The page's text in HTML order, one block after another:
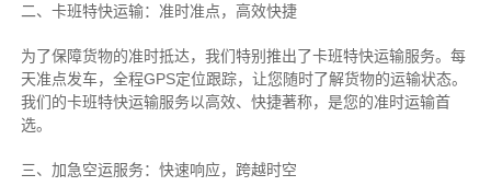
二、卡班特快运输：准时准点，高效快捷
为了保障货物的准时抵达，我们特别推出了卡班特快运输服务。每
天准点发车，全程GPS定位跟踪，让您随时了解货物的运输状态。
我们的卡班特快运输服务以高效、快捷著称，是您的准时运输首
选。
三、加急空运服务：快速响应，跨越时空